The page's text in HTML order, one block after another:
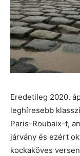
Eredetileg 2020.
leghíresebb
Paris-Roubaix-t,
járvány és ezért
kockaköves